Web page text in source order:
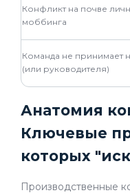
Конфликт на почве
моббинга
Команда не принимает
(или руководителя)
Анатомия
Ключевые
которых
Производственные